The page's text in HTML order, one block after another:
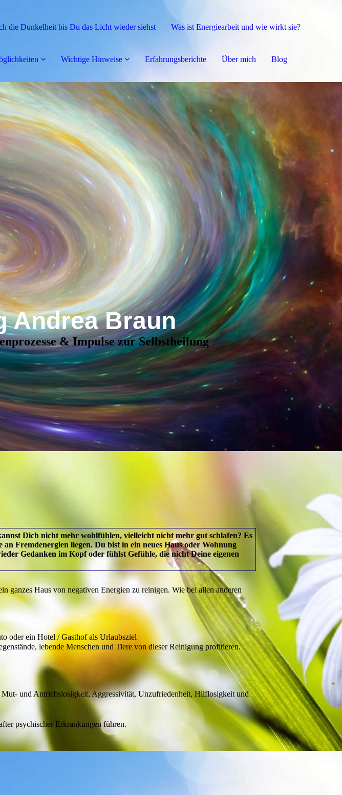
die Dunkelheit bis Du das Licht wieder siehst Was ist Energiearbeit und wie wirkt sie?
Wichtige Hinweise Erfahrungsberichte Über mich Blog
Andrea Braun
& Impulse zur Selbstheilung
Dich nicht mehr wohlfühlen, vielleicht nicht mehr gut schlafen? Es
Fremdenergien liegen. Du bist in ein neues Haus oder Wohnung
Gedanken im Kopf oder fühlst Gefühle, die nicht Deine eigenen
Haus von negativen Energien zu reinigen. Wie bei allen anderen
oder ein Hotel / Gasthof als Urlaubsziel
lebende Menschen und Tiere von dieser Reinigung profitieren.
und Antriebslosigkeit, Aggressivität, Unzufriedenheit, Hilflosigkeit und
psychischer Erkrankungen führen.